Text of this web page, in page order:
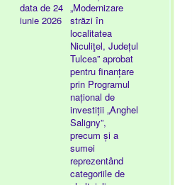
data de 24
iunie 2026
„Modernizare
străzi în
localitatea
Niculiţel, Județul
Tulcea” aprobat
pentru finanțare
prin Programul
național de
investiții „Anghel
Saligny”,
precum și a
sumei
reprezentând
categoriile de